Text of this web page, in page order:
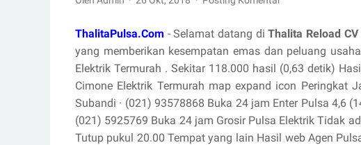
ThalitaPulsa.Com - Selamat datang diThalita Reload
yang memberikan kesempatan emas dan peluang
Elektrik Termurah . Sekitar 118.000 hasil (0,63 detik)
Cimone Elektrik Termurah map expand icon Peringkat
Subandi · (021) 93578868 Buka 24 jam Enter Pulsa 4,6
(021) 5925769 Buka 24 jam Grosir Pulsa Elektrik Tidak
Tutup pukul 20.00 Tempat yang lain Hasil web Agen